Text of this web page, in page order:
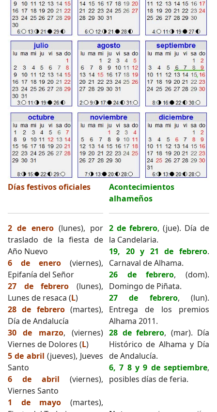
Días festivos oficiales
Acontecimientos
alhameños
2 de enero(lunes), por
traslado de la fiesta de
Año Nuevo
6 de enero (viernes),
Epifanía del Señor
27 de febrero (lunes),
Lunes de resaca (L)
28 de febrero(martes),
Día de Andalucía
30 de marzo, (viernes)
Viernes de Dolores (L)
5 de abril (jueves), Jueves
Santo
6 de abril (viernes),
Viernes Santo
1 de mayo (martes),
2 de febrero, (jue). Día de
la Candelaria.
19, 20 y 21 de febrero.
Carnaval de Alhama.
26 de febrero, (dom).
Domingo de Piñata.
27 de febrero, (lun).
Entrega de los premios
Alhama 2011.
28 de febrero, (mar). Día
Histórico de Alhama y Día
de Andalucía.
6, 7 8 y 9 de septiembre,
posibles días de feria.